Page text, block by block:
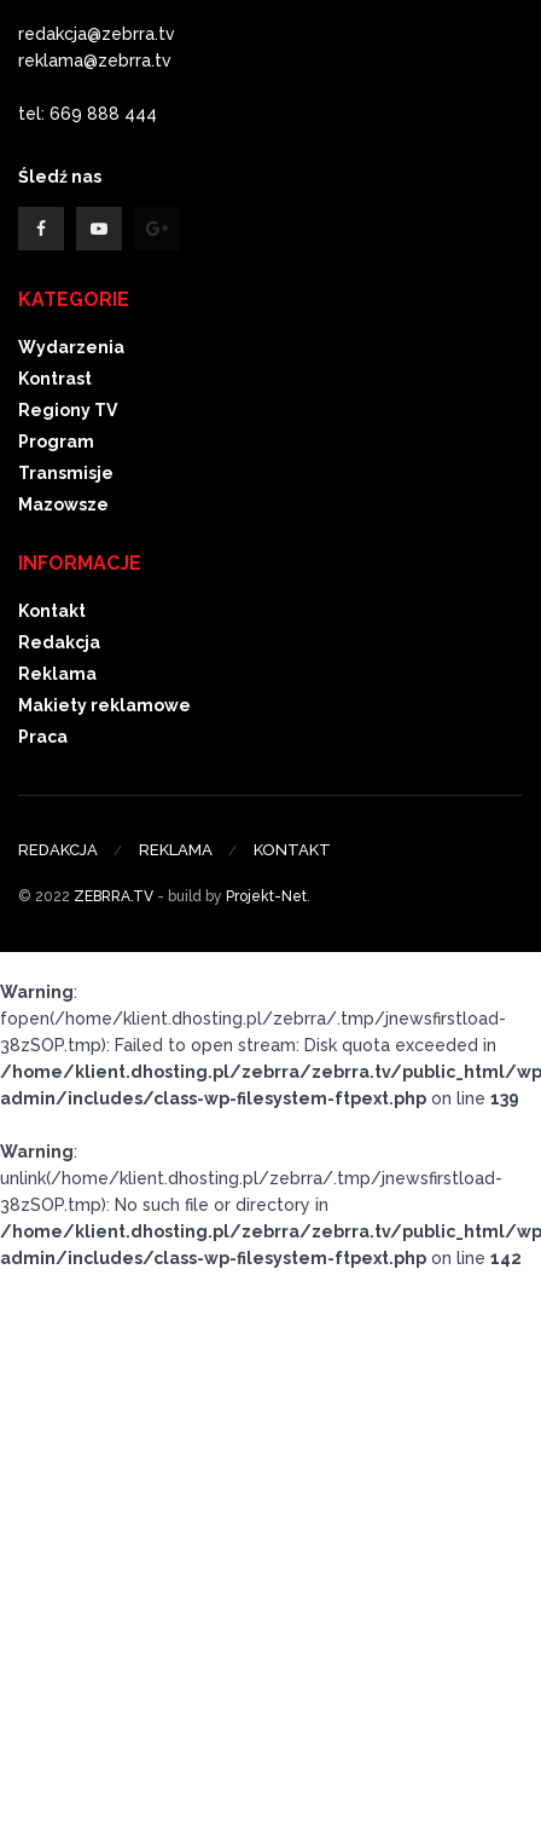
redakcja@zebrra.tv
reklama@zebrra.tv
tel: 669 888 444
Śledź nas
KATEGORIE
Wydarzenia
Kontrast
Regiony TV
Program
Transmisje
Mazowsze
INFORMACJE
Kontakt
Redakcja
Reklama
Makiety reklamowe
Praca
REDAKCJA REKLAMA KONTAKT
© 2022 ZEBRRA.TV - build by Projekt-Net.
Warning:
fopen(/home/klient.dhosting.pl/zebrra/.tmp/jnewsfirstload-
38zSOP.tmp): Failed to open stream: Disk quota exceeded in
/home/klient.dhosting.pl/zebrra/zebrra.tv/public_html/
admin/includes/class-wp-filesystem-ftpext.php on line 139
Warning:
unlink(/home/klient.dhosting.pl/zebrra/.tmp/jnewsfirstload-
38zSOP.tmp): No such file or directory in
/home/klient.dhosting.pl/zebrra/zebrra.tv/public_html/
admin/includes/class-wp-filesystem-ftpext.php on line 142